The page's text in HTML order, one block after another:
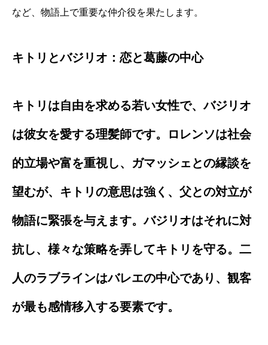
など、物語上で重要な仲介役を果たします。
キトリとバジリオ：恋と葛藤の中心
キトリは自由を求める若い女性で、バジリオ
は彼女を愛する理髪師です。ロレンソは社会
的立場や富を重視し、ガマッシェとの縁談を
望むが、キトリの意思は強く、父との対立が
物語に緊張を与えます。バジリオはそれに対
抗し、様々な策略を弄してキトリを守る。二
人のラブラインはバレエの中心であり、観客
が最も感情移入する要素です。